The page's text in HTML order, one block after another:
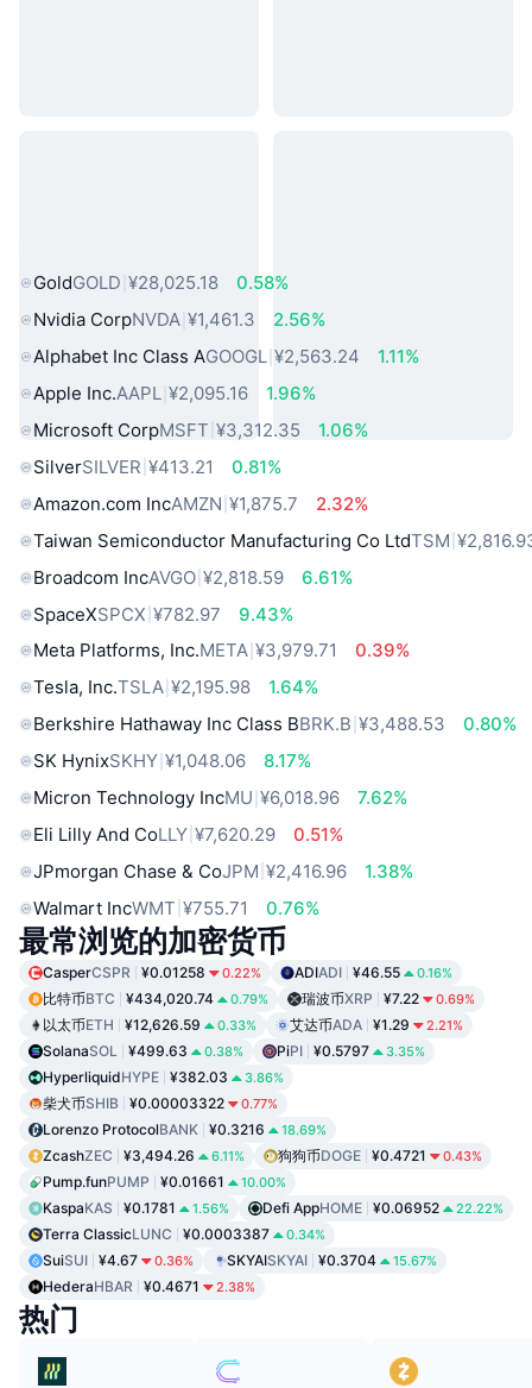
GoldGOLD ¥28,025.18
0.58%
Nvidia CorpNVDA ¥1,461.3
2.56%
Alphabet Inc Class AGOOGL ¥2,563.24
1.11%
Apple Inc.AAPL ¥2,095.16
1.96%
Microsoft CorpMSFT ¥3,312.35
1.06%
SilverSILVER ¥413.21
0.81%
Amazon.com IncAMZN ¥1,875.7
2.32%
Taiwan Semiconductor Manufacturing Co LtdTSM
Broadcom IncAVGO ¥2,818.59
6.61%
SpaceXSPCX ¥782.97
9.43%
Meta Platforms, Inc.META ¥3,979.71
0.39%
Tesla, Inc.TSLA ¥2,195.98
1.64%
Berkshire Hathaway Inc Class BBRK.B ¥3,488.53
0.80%
SK HynixSKHY ¥1,048.06
8.17%
Micron Technology IncMU ¥6,018.96
7.62%
Eli Lilly And CoLLY ¥7,620.29
0.51%
JPmorgan Chase & CoJPM ¥2,416.96
1.38%
Walmart IncWMT ¥755.71 0.76%
最常浏览的加密货币
CasperCSPR ¥0.01258 0.22% ADIADI ¥46.55 0.16%
比特币BTC ¥434,020.74 0.79% 瑞波币XRP ¥7.22 0.69%
以太币ETH ¥12,626.59 0.33% 艾达币ADA ¥1.29 2.21%
SolanaSOL ¥499.63 0.38% PiPI ¥0.5797 3.35%
HyperliquidHYPE ¥382.03 3.86%
柴犬币SHIB ¥0.00003322 0.77%
Lorenzo ProtocolBANK ¥0.3216 18.69%
ZcashZEC ¥3,494.26 6.11% 狗狗币DOGE ¥0.4721 0.43%
Pump.funPUMP ¥0.01661 10.00%
KaspaKAS ¥0.1781 1.56% Defi AppHOME ¥0.06952 22.22%
Terra ClassicLUNC ¥0.0003387 0.34%
SuiSUI ¥4.67 0.36% SKYAISKYAI ¥0.3704 15.67%
HederaHBAR ¥0.4671 2.38%
热门